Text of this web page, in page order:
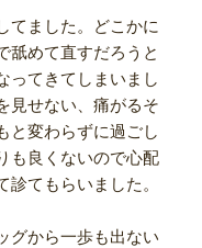
てました。どこかに
舐めて直すだろうと
ってきてしまいまし
見せない、痛がるそ
と変わらずに過ごし
も良くないので心配
てもらいました。
グから一歩も出ない